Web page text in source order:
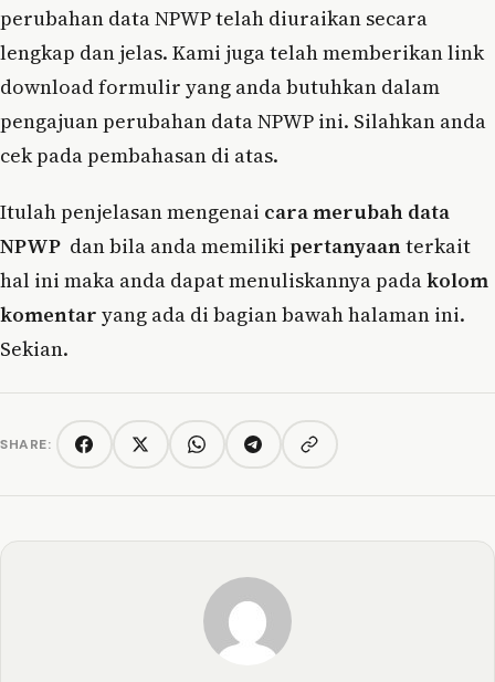
perubahan data NPWP telah diuraikan secara
lengkap dan jelas. Kami juga telah memberikan link
download formulir yang anda butuhkan dalam
pengajuan perubahan data NPWP ini. Silahkan anda
cek pada pembahasan di atas.
Itulah penjelasan mengenai cara merubah data
NPWP dan bila anda memiliki pertanyaanterkait
hal ini maka anda dapat menuliskannya padakolom
komentar yang ada di bagian bawah halaman ini.
Sekian.
SHARE: FacebookTwitter/XWhatsAppTelegramCopy link